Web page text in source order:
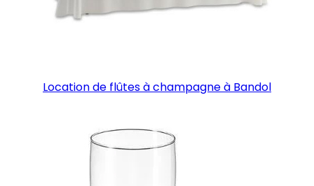
Location de flûtes à champagne à Bandol